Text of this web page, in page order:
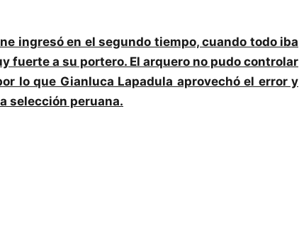
ingresó en el segundo tiempo, cuando todo iba
fuerte a su portero. El arquero no pudo controlar
lo que Gianluca Lapadula aprovechó el error y
selección peruana.